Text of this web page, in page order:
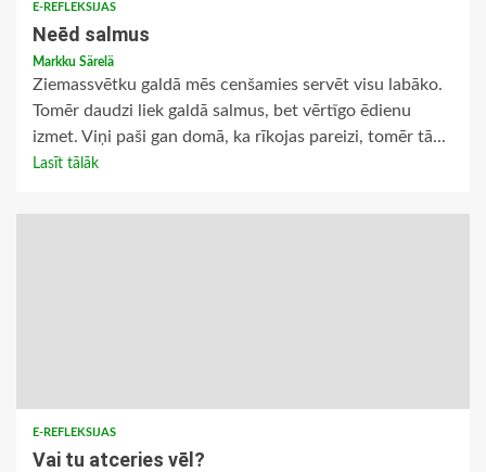
E-REFLEKSIJAS
Neēd salmus
Markku Särelä
Ziemassvētku galdā mēs cenšamies servēt visu labāko.
Tomēr daudzi liek galdā salmus, bet vērtīgo ēdienu
izmet. Viņi paši gan domā, ka rīkojas pareizi, tomēr tā...
Lasīt tālāk
E-REFLEKSIJAS
Vai tu atceries vēl?